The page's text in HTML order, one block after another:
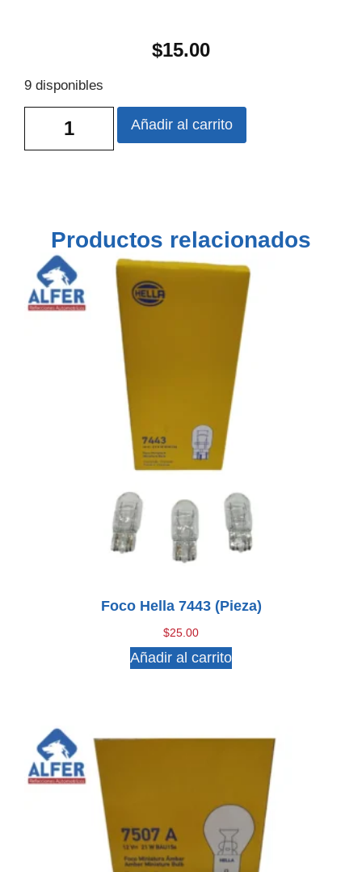
$15.00
9 disponibles
Añadir al carrito
Productos relacionados
Foco Hella 7443 (pieza)
$25.00
Añadir al carrito